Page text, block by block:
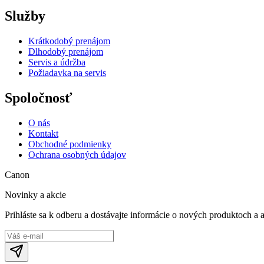
Služby
Krátkodobý prenájom
Dlhodobý prenájom
Servis a údržba
Požiadavka na servis
Spoločnosť
O nás
Kontakt
Obchodné podmienky
Ochrana osobných údajov
Canon
Novinky a akcie
Prihláste sa k odberu a dostávajte informácie o nových produktoch a